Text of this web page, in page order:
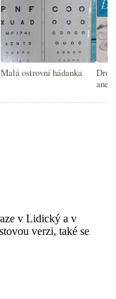
Malá ostrovní hádanka